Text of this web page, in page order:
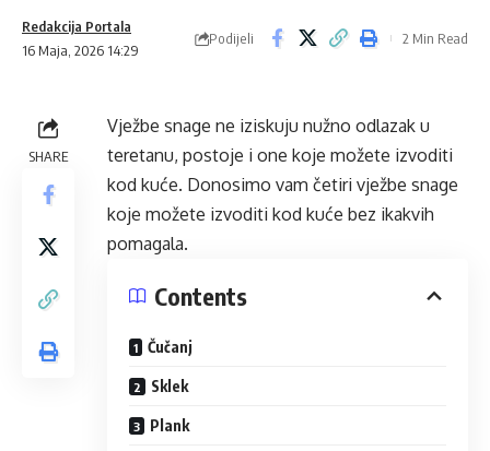
16 Maja, 2026 14:29
Redakcija Portala
Podijeli 2 Min Read
SHARE
Vježbe snage ne iziskuju nužno odlazak u
teretanu, postoje i one koje možete izvoditi
kod kuće. Donosimo vam četiri vježbe snage
koje možete izvoditi kod kuće bez ikakvih
pomagala.
Contents
Čučanj
Sklek
Plank